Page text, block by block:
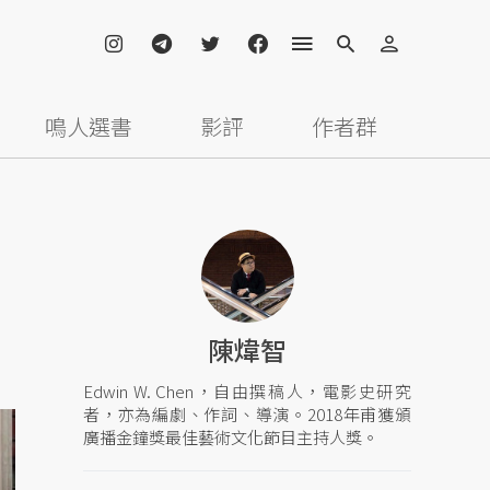
鳴人選書 影評 作者群
陳煒智
Edwin W. Chen，自由撰稿人，電影史研究
者，亦為編劇、作詞、導演。2018年甫獲頒
廣播金鐘獎最佳藝術文化節目主持人獎。